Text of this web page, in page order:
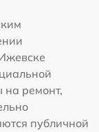
на ремонт,
публичной